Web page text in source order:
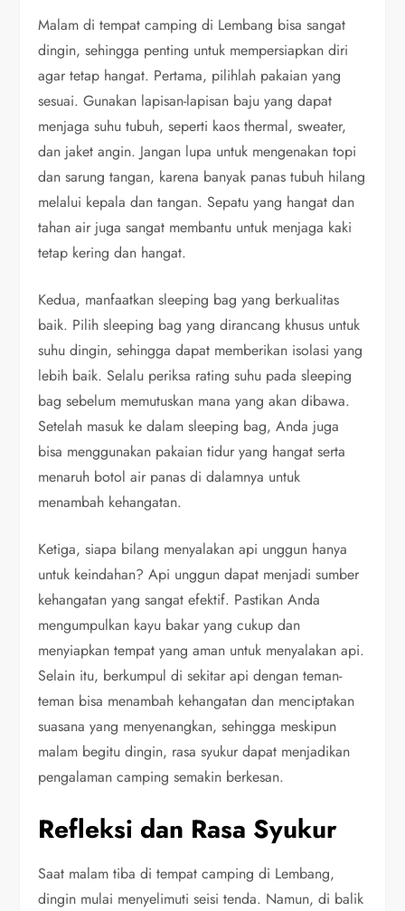
Malam di tempat camping di Lembang bisa sangat
dingin, sehingga penting untuk mempersiapkan diri
agar tetap hangat. Pertama, pilihlah pakaian yang
sesuai. Gunakan lapisan-lapisan baju yang dapat
menjaga suhu tubuh, seperti kaos thermal, sweater,
dan jaket angin. Jangan lupa untuk mengenakan topi
dan sarung tangan, karena banyak panas tubuh hilang
melalui kepala dan tangan. Sepatu yang hangat dan
tahan air juga sangat membantu untuk menjaga kaki
tetap kering dan hangat.
Kedua, manfaatkan sleeping bag yang berkualitas
baik. Pilih sleeping bag yang dirancang khusus untuk
suhu dingin, sehingga dapat memberikan isolasi yang
lebih baik. Selalu periksa rating suhu pada sleeping
bag sebelum memutuskan mana yang akan dibawa.
Setelah masuk ke dalam sleeping bag, Anda juga
bisa menggunakan pakaian tidur yang hangat serta
menaruh botol air panas di dalamnya untuk
menambah kehangatan.
Ketiga, siapa bilang menyalakan api unggun hanya
untuk keindahan? Api unggun dapat menjadi sumber
kehangatan yang sangat efektif. Pastikan Anda
mengumpulkan kayu bakar yang cukup dan
menyiapkan tempat yang aman untuk menyalakan api.
Selain itu, berkumpul di sekitar api dengan teman-
teman bisa menambah kehangatan dan menciptakan
suasana yang menyenangkan, sehingga meskipun
malam begitu dingin, rasa syukur dapat menjadikan
pengalaman camping semakin berkesan.
Refleksi dan Rasa Syukur
Saat malam tiba di tempat camping di Lembang,
dingin mulai menyelimuti seisi tenda. Namun, di balik